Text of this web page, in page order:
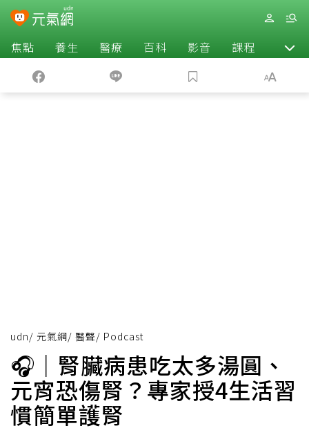
焦點 養生 醫療 百科 影音 課程 退休
udn/ 元氣網/ 醫聲/ Podcast
🎧｜腎臟病患吃太多湯圓、
元宵恐傷腎？專家授4生活習
慣簡單護腎